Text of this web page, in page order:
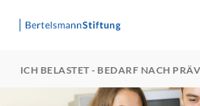
SICH BELASTET - BEDARF NACH